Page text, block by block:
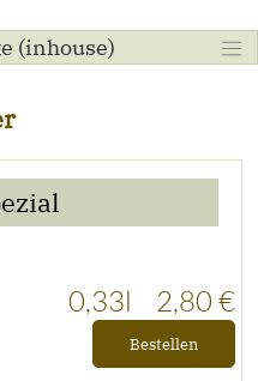
(inhouse)
0,33l 2,80 €
Bestellen